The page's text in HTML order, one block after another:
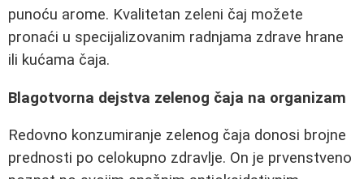
punoću arome. Kvalitetan zeleni čaj možete
pronaći u specijalizovanim radnjama zdrave hrane
ili kućama čaja.
Blagotvorna dejstva zelenog čaja na organizam
Redovno konzumiranje zelenog čaja donosi brojne
prednosti po celokupno zdravlje. On je prvenstveno